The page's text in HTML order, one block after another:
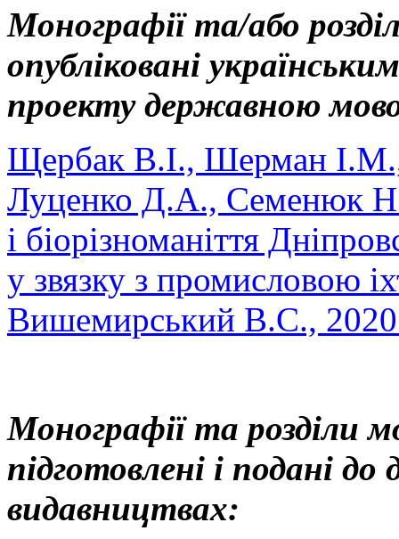
Монографії та/або
опубліковані
проекту державною
Щербак В.І., Шерман
Луценко Д.А., Семенюк
і біорізноманіття
у звязку з промисловою
Вишемирський В.С.,
Монографії та розділи
підготовлені і подані до
видавництвах: